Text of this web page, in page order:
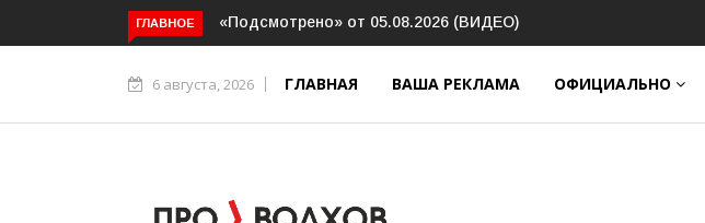
ГЛАВНОЕ Интервью. Ирина Афанасьева о социальном контракте (ВИДЕО)
6 августа, 2026 ГЛАВНАЯ ВАША РЕКЛАМА ОФИЦИАЛЬНО